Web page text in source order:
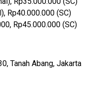
Rp40.000.000 (SC)
Rp45.000.000 (SC)
Tanah Abang, Jakarta